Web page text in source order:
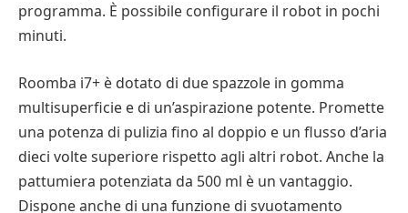
programma. È possibile configurare il robot in pochi
minuti.
Roomba i7+ è dotato di due spazzole in gomma
multisuperficie e di un’aspirazione potente. Promette
una potenza di pulizia fino al doppio e un flusso d’aria
dieci volte superiore rispetto agli altri robot. Anche la
pattumiera potenziata da 500 ml è un vantaggio.
Dispone anche di una funzione di svuotamento